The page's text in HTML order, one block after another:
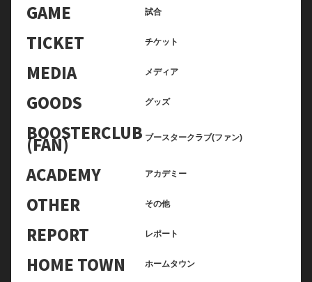
GAME 試合
TICKET チケット
MEDIA メディア
GOODS グッズ
BOOSTERCLUB
(FAN) ブースタークラブ(ファン)
ACADEMY アカデミー
OTHER その他
REPORT レポート
HOME TOWN ホームタウン